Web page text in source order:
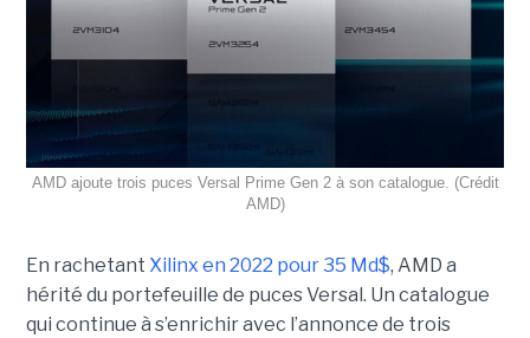
AMD ajoute trois puces Versal Prime Gen 2 à son catalogue. (Crédit
AMD)
En rachetant Xilinx en 2022 pour 35 Md$, AMD a
hérité du portefeuille de puces Versal. Un catalogue
qui continue à s’enrichir avec l’annonce de trois